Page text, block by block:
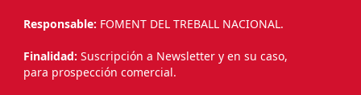
Responsable: FOMENT DEL TREBALL NACIONAL.
Finalidad: Suscripción a Newsletter y en su caso,
para prospección comercial.